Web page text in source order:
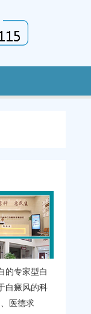
的专家型白
白癜风的科
医德求